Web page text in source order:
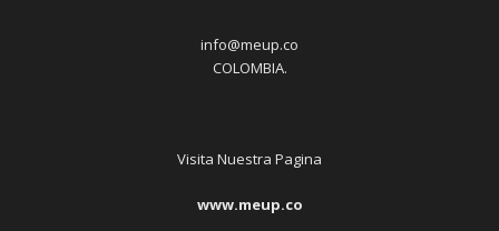
info@meup.co
COLOMBIA.
Visita Nuestra Pagina
www.meup.co